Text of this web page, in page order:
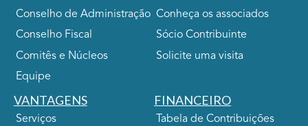
Conselho de Administração
Conselho Fiscal
Comitês e Núcleos
Equipe
Conheça os associados
Sócio Contribuinte
Solicite uma visita
VANTAGENS
Serviços
FINANCEIRO
Tabela de Contribuições